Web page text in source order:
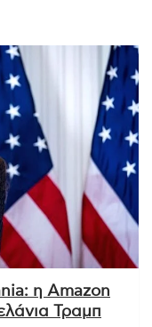
η Amazon
Τραμπ